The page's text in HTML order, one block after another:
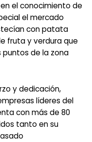
el conocimiento de
el mercado
con patata
fruta y verdura que
de la zona
y dedicación,
líderes del
con más de 80
tanto en su